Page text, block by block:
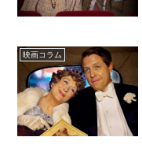
映画コラム